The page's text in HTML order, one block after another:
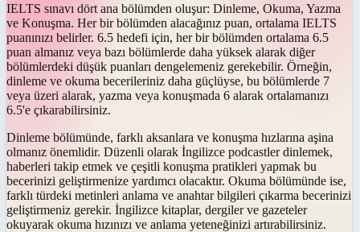
IELTS sınavı dört ana bölümden oluşur: Dinleme, Okuma, Yazma
ve Konuşma. Her bir bölümden alacağınız puan, ortalama IELTS
puanınızı belirler. 6.5 hedefi için, her bir bölümden ortalama 6.5
puan almanız veya bazı bölümlerde daha yüksek alarak diğer
bölümlerdeki düşük puanları dengelemeniz gerekebilir. Örneğin,
dinleme ve okuma becerileriniz daha güçlüyse, bu bölümlerde 7
veya üzeri alarak, yazma veya konuşmada 6 alarak ortalamanızı
6.5'e çıkarabilirsiniz.
Dinleme bölümünde, farklı aksanlara ve konuşma hızlarına aşina
olmanız önemlidir. Düzenli olarak İngilizce podcastler dinlemek,
haberleri takip etmek ve çeşitli konuşma pratikleri yapmak bu
becerinizi geliştirmenize yardımcı olacaktır. Okuma bölümünde ise,
farklı türdeki metinleri anlama ve anahtar bilgileri çıkarma becerinizi
geliştirmeniz gerekir. İngilizce kitaplar, dergiler ve gazeteler
okuyarak okuma hızınızı ve anlama yeteneğinizi artırabilirsiniz.